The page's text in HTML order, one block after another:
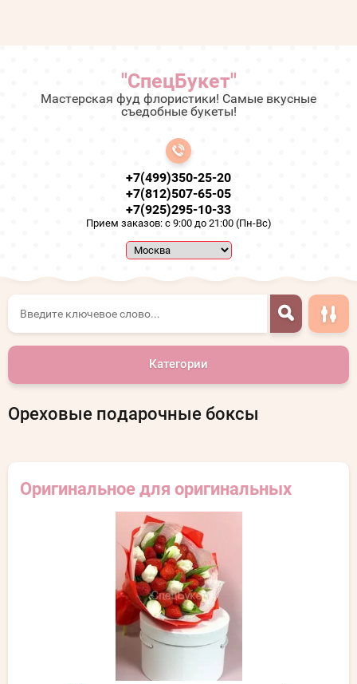
"СпецБукет"
Мастерская фуд флористики! Самые вкусные
съедобные букеты!
+7(499)350-25-20
+7(812)507-65-05
+7(925)295-10-33
Прием заказов: с 9:00 до 21:00 (Пн-Вс)
Оригинальное для оригинальных
Категории
Ореховые подарочные боксы